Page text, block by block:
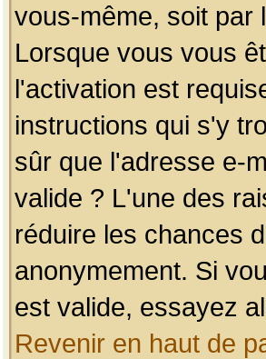
vous-même, soit par
Lorsque vous vous
l'activation est
instructions qui s'y
sûr que l'adresse e-
valide ? L'une des
réduire les chances
anonymement. Si
est valide, essayez
Revenir en haut de